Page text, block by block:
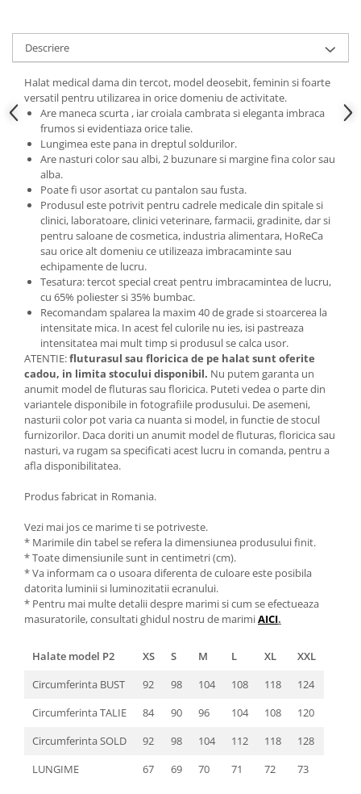
Descriere
Halat medical dama din tercot, model deosebit, feminin si foarte
versatil pentru utilizarea in orice domeniu de activitate.
Are maneca scurta , iar croiala cambrata si eleganta imbraca
frumos si evidentiaza orice talie.
Lungimea este pana in dreptul soldurilor.
Are nasturi color sau albi, 2 buzunare si margine fina color sau
alba.
Poate fi usor asortat cu pantalon sau fusta.
Produsul este potrivit pentru cadrele medicale din spitale si
clinici, laboratoare, clinici veterinare, farmacii, gradinite, dar si
pentru saloane de cosmetica, industria alimentara, HoReCa
sau orice alt domeniu ce utilizeaza imbracaminte sau
echipamente de lucru.
Tesatura: tercot special creat pentru imbracamintea de lucru,
cu 65% poliester si 35% bumbac.
Recomandam spalarea la maxim 40 de grade si stoarcerea la
intensitate mica. In acest fel culorile nu ies, isi pastreaza
intensitatea mai mult timp si produsul se calca usor.
ATENTIE:fluturasul sau floricica de pe halat sunt oferite
cadou, in limita stocului disponibil. Nu putem garanta un
anumit model de fluturas sau floricica. Puteti vedea o parte din
variantele disponibile in fotografiile produsului. De asemeni,
nasturii color pot varia ca nuanta si model, in functie de stocul
furnizorilor. Daca doriti un anumit model de fluturas, floricica sau
nasturi, va rugam sa specificati acest lucru in comanda, pentru a
afla disponibilitatea.
Produs fabricat in Romania.
Vezi mai jos ce marime ti se potriveste.
* Marimile din tabel se refera la dimensiunea produsului finit.
* Toate dimensiunile sunt in centimetri (cm).
* Va informam ca o usoara diferenta de culoare este posibila
datorita luminii si luminozitatii ecranului.
* Pentru mai multe detalii despre marimi si cum se efectueaza
masuratorile, consultati ghidul nostru de marimiAICI.
Halate model P2 XS S M L XL
XXL
Circumferinta BUST
92 98 104 108 118
124
Circumferinta TALIE
84 90 96 104 108
120
Circumferinta SOLD
92 98 104 112 118
128
LUNGIME
67 69 70 71 72 73